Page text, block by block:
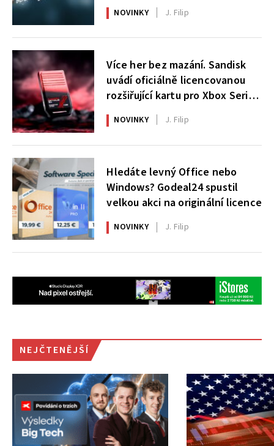
NOVINKY J. Filip
Více her bez mazání. Sandisk
uvádí oficiálně licencovanou
rozšiřující kartu pro Xbox Series
X|S
NOVINKY J. Filip
Hledáte levný Office nebo
Windows? Godeal24 spustil
velkou akci na originální licence
NOVINKY J. Filip
NEJČTENĚJŠÍ